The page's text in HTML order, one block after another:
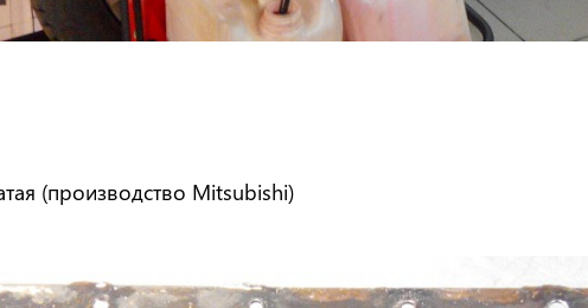
(производство Mitsubishi)